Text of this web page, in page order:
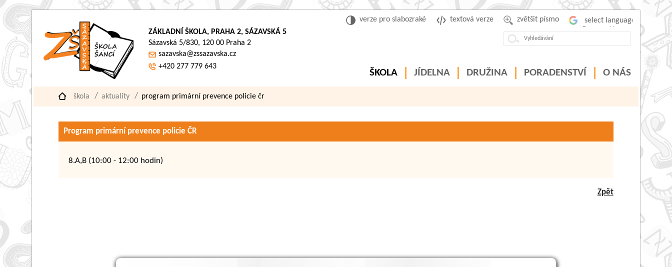
zvětšit písmo
textová verze
verze pro slabozraké
ZÁKLADNÍ ŠKOLA, PRAHA 2, SÁZAVSKÁ 5
Sázavská 5/830, 120 00 Praha 2
sazavska@zssazavska.cz
+420 277 779 643
ŠKOLA JÍDELNA DRUŽINA PORADENSTVÍ O NÁS
škola aktuality program primární prevence policie čr
Program primární prevence policie ČR
8.A,B (10:00 - 12:00 hodin)
Zpět